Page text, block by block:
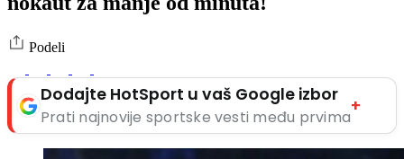
Podeli
Dodajte HotSport u vaš Google izbor
Prati najnovije sportske vesti među prvima
+